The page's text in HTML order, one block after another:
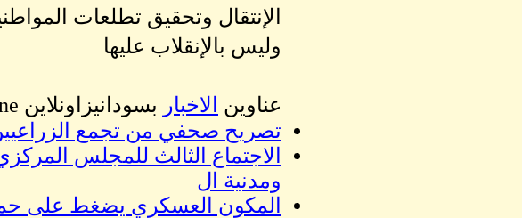
الإنتقال وتحقيق تطلعات
وليس بالإنقلاب عليها
عناوين الاخبار بسودانيزاونلاين SudaneseOnline اليوم الموافق 10/06/2021
تصريح صحفي من تجمع
الاجتماع الثالث للمجلس
ومدنية ال
المكون العسكري يضغط على